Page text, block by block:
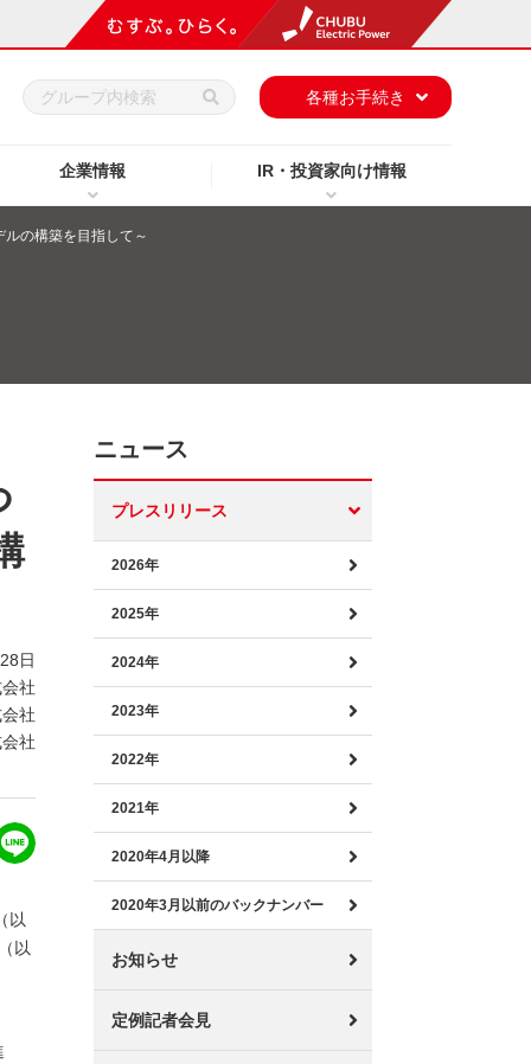
企業情報 IR・投資家向け情報
各種お手続き
の構築を目指して～
日
社
社
社
以
以
ニュース
プレスリリース
2026年
2025年
2024年
2023年
2022年
2021年
2020年4月以降
2020年3月以前のバックナンバー
お知らせ
定例記者会見